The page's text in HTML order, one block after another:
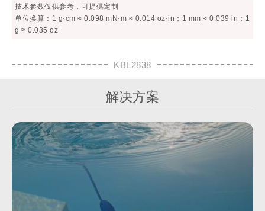
技术参数仅供参考，可提供定制
单位换算：1 g⋅cm ≈ 0.098 mN⋅m ≈ 0.014 oz⋅in；1 mm ≈ 0.039 in；1
g ≈ 0.035 oz
KBL2838
解决方案